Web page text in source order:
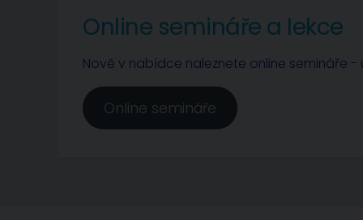
Online semináře a lekce
Nově v nabídce naleznete online semináře -
Online semináře